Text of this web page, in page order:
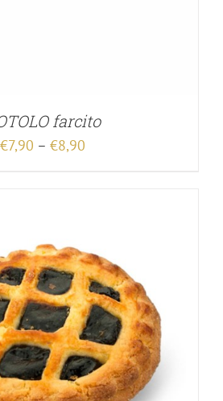
farcito
€7,90 – €8,90